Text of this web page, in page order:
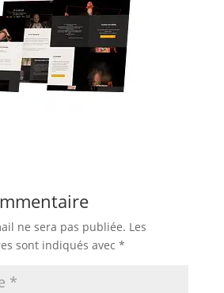
ne sera pas publiée. Les
sont indiqués avec *